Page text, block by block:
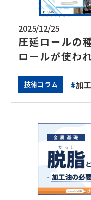
2025/12/25
圧延ロールの
ロールが使わ
技術コラム #加